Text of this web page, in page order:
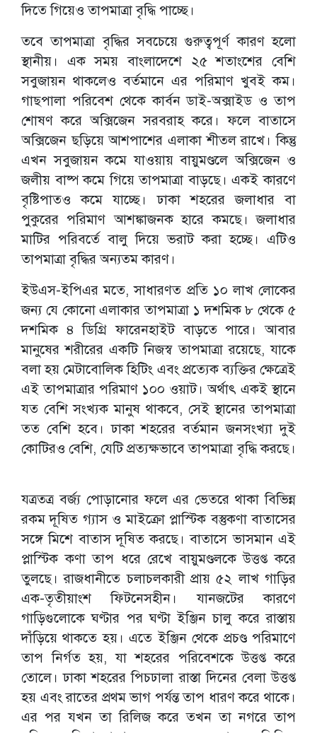
দিতে গিয়েও তাপমাত্রা বৃদ্ধি পাচ্ছে।
তবে তাপমাত্রা বৃদ্ধির সবচেয়ে গুরুত্বপূর্ণ কারণ হলো
স্থানীয়। এক সময় বাংলাদেশে ২৫ শতাংশের বেশি
সবুজায়ন থাকলেও বর্তমানে এর পরিমাণ খুবই কম।
গাছপালা পরিবেশ থেকে কার্বন ডাই-অক্সাইড ও তাপ
শোষণ করে অক্সিজেন সরবরাহ করে। ফলে বাতাসে
অক্সিজেন ছড়িয়ে আশপাশের এলাকা শীতল রাখে। কিন্তু
এখন সবুজায়ন কমে যাওয়ায় বায়ুমণ্ডলে অক্সিজেন ও
জলীয় বাষ্প কমে গিয়ে তাপমাত্রা বাড়ছে। একই কারণে
বৃষ্টিপাতও কমে যাচ্ছে। ঢাকা শহরের জলাধার বা
পুকুরের পরিমাণ আশঙ্কাজনক হারে কমছে। জলাধার
মাটির পরিবর্তে বালু দিয়ে ভরাট করা হচ্ছে। এটিও
তাপমাত্রা বৃদ্ধির অন্যতম কারণ।
ইউএস-ইপিএর মতে, সাধারণত প্রতি ১০ লাখ লোকের
জন্য যে কোনো এলাকার তাপমাত্রা ১ দশমিক ৮ থেকে ৫
দশমিক ৪ ডিগ্রি ফারেনহাইট বাড়তে পারে। আবার
মানুষের শরীরের একটি নিজস্ব তাপমাত্রা রয়েছে, যাকে
বলা হয় মেটাবোলিক হিটিং এবং প্রত্যেক ব্যক্তির ক্ষেত্রেই
এই তাপমাত্রার পরিমাণ ১০০ ওয়াট। অর্থাৎ একই স্থানে
যত বেশি সংখ্যক মানুষ থাকবে, সেই স্থানের তাপমাত্রা
তত বেশি হবে। ঢাকা শহরের বর্তমান জনসংখ্যা দুই
কোটিরও বেশি, যেটি প্রত্যক্ষভাবে তাপমাত্রা বৃদ্ধি করছে।
যত্রতত্র বর্জ্য পোড়ানোর ফলে এর ভেতরে থাকা বিভিন্ন
রকম দূষিত গ্যাস ও মাইক্রো প্লাস্টিক বস্তুকণা বাতাসের
সঙ্গে মিশে বাতাস দূষিত করছে। বাতাসে ভাসমান এই
প্লাস্টিক কণা তাপ ধরে রেখে বায়ুমণ্ডলকে উত্তপ্ত করে
তুলছে। রাজধানীতে চলাচলকারী প্রায় ৫২ লাখ গাড়ির
এক-তৃতীয়াংশ ফিটনেসহীন। যানজটের কারণে
গাড়িগুলোকে ঘণ্টার পর ঘণ্টা ইঞ্জিন চালু করে রাস্তায়
দাঁড়িয়ে থাকতে হয়। এতে ইঞ্জিন থেকে প্রচণ্ড পরিমাণে
তাপ নির্গত হয়, যা শহরের পরিবেশকে উত্তপ্ত করে
তোলে। ঢাকা শহরের পিচঢালা রাস্তা দিনের বেলা উত্তপ্ত
হয় এবং রাতের প্রথম ভাগ পর্যন্ত তাপ ধারণ করে থাকে।
এর পর যখন তা রিলিজ করে তখন তা নগরে তাপ